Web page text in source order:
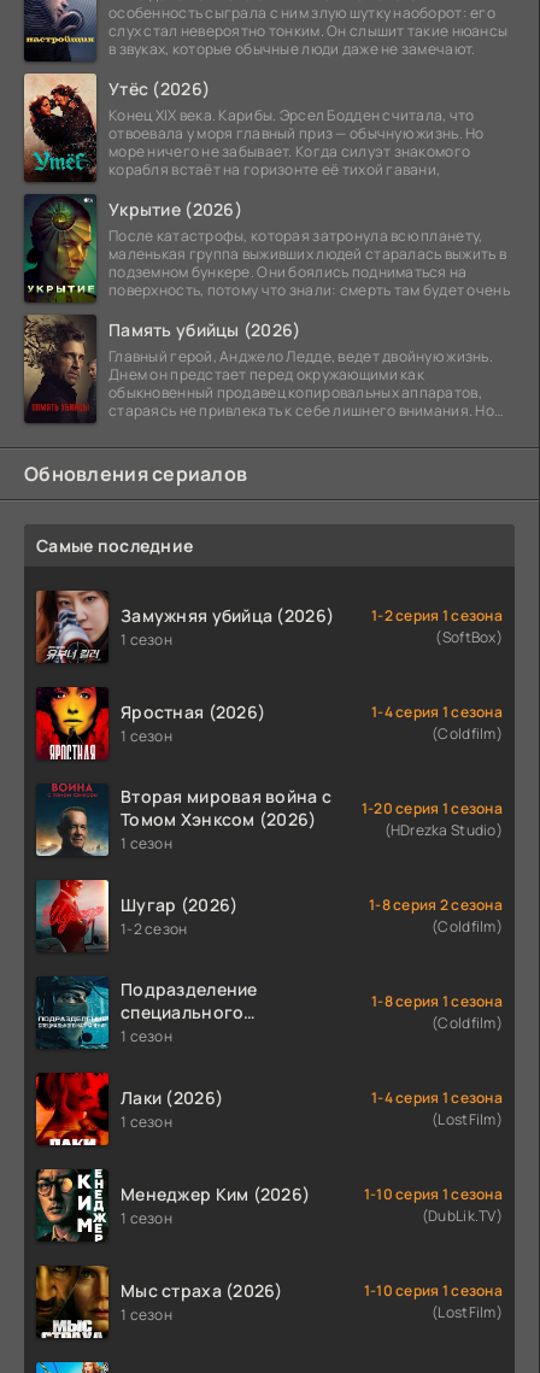
особенность сыграла с ним злую шутку наоборот: его
слух стал невероятно тонким. Он слышит такие нюансы
в звуках, которые обычные люди даже не замечают.
Утёс (2026)
Конец XIX века. Карибы. Эрсел Бодден считала, что
отвоевала у моря главный приз — обычную жизнь. Но
море ничего не забывает. Когда силуэт знакомого
корабля встаёт на горизонте её тихой гавани,
Укрытие (2026)
После катастрофы, которая затронула всю планету,
маленькая группа выживших людей старалась выжить в
подземном бункере. Они боялись подниматься на
поверхность, потому что знали: смерть там будет очень
Память убийцы (2026)
Главный герой, Анджело Ледде, ведет двойную жизнь.
Днем он предстает перед окружающими как
обыкновенный продавец копировальных аппаратов,
стараясь не привлекать к себе лишнего внимания. Но
Обновления сериалов
Самые последние
Замужняя убийца (2026)
1 сезон
1-2 серия 1 сезона
(SoftBox)
Яростная (2026)
1 сезон
1-4 серия 1 сезона
(Coldfilm)
Вторая мировая война с
Томом Хэнксом (2026)
1 сезон
1-20 серия 1 сезона
(HDrezka Studio)
Шугар (2026)
1-2 сезон
1-8 серия 2 сезона
(Coldfilm)
Подразделение
специального
назначения (2026)
1 сезон
1-8 серия 1 сезона
(Coldfilm)
Лаки (2026)
1 сезон
1-4 серия 1 сезона
(LostFilm)
Менеджер Ким (2026)
1 сезон
1-10 серия 1 сезона
(DubLik.TV)
Мыс страха (2026)
1 сезон
1-10 серия 1 сезона
(LostFilm)